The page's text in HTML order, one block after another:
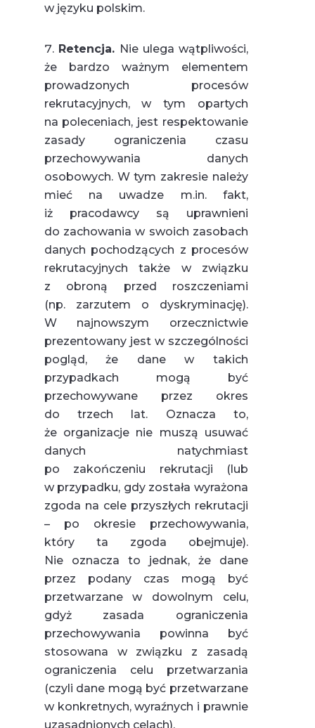
w języku polskim.
Retencja. Nie ulega wątpliwości,
że bardzo ważnym elementem
prowadzonych procesów
rekrutacyjnych, w tym opartych
na poleceniach, jest respektowanie
zasady ograniczenia czasu
przechowywania danych
osobowych. W tym zakresie należy
mieć na uwadze m.in. fakt,
iż pracodawcy są uprawnieni
do zachowania w swoich zasobach
danych pochodzących z procesów
rekrutacyjnych także w związku
z obroną przed roszczeniami
(np. zarzutem o dyskryminację).
W najnowszym orzecznictwie
prezentowany jest w szczególności
pogląd, że dane w takich
przypadkach mogą być
przechowywane przez okres
do trzech lat. Oznacza to,
że organizacje nie muszą usuwać
danych natychmiast
po zakończeniu rekrutacji (lub
w przypadku, gdy została wyrażona
zgoda na cele przyszłych rekrutacji
– po okresie przechowywania,
który ta zgoda obejmuje).
Nie oznacza to jednak, że dane
przez podany czas mogą być
przetwarzane w dowolnym celu,
gdyż zasada ograniczenia
przechowywania powinna być
stosowana w związku z zasadą
ograniczenia celu przetwarzania
(czyli dane mogą być przetwarzane
w konkretnych, wyraźnych i prawnie
uzasadnionych celach).